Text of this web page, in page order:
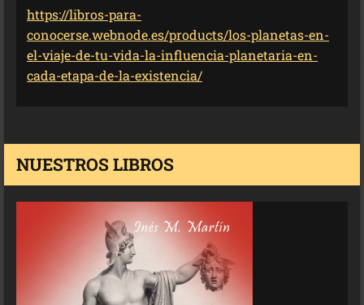
https://libros-para-
conocerse.webnode.es/products/los-planetas-en-
el-viaje-de-tu-vida-la-influencia-planetaria-en-
cada-etapa-de-la-existencia/
NUESTROS LIBROS